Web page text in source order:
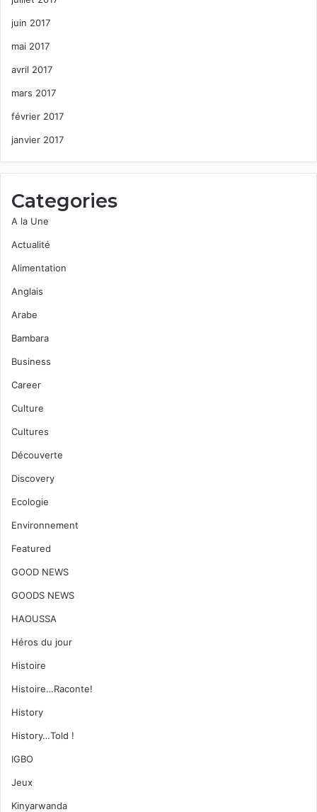
juin 2017
mai 2017
avril 2017
mars 2017
février 2017
janvier 2017
Categories
A la Une
Actualité
Alimentation
Anglais
Arabe
Bambara
Business
Career
Culture
Cultures
Découverte
Discovery
Ecologie
Environnement
Featured
GOOD NEWS
GOODS NEWS
HAOUSSA
Héros du jour
Histoire
Histoire…Raconte!
History
History…Told !
IGBO
Jeux
Kinyarwanda